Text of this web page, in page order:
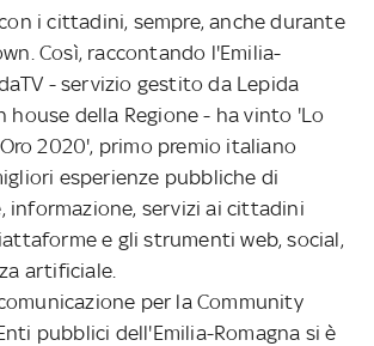
i cittadini, sempre, anche durante
Così, raccontando l'Emilia-
- servizio gestito da Lepida
house della Regione - ha vinto 'Lo
2020', primo premio italiano
esperienze pubbliche di
informazione, servizi ai cittadini
e gli strumenti web, social,
artificiale.
per la Community
pubblici dell'Emilia-Romagna si è